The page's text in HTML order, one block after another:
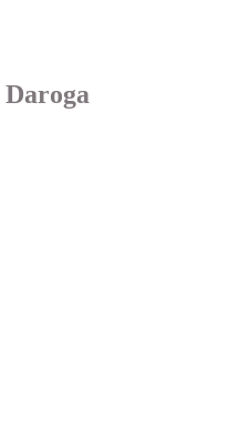
Daroga